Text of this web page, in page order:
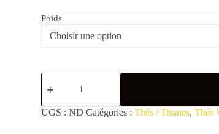
Poids
quantité
de
à
canon
UGS :ND Catégories :Thés / Tisanes,Thés